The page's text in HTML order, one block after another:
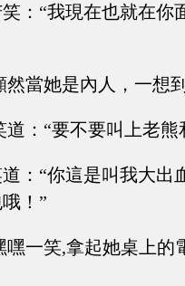
：“我現在也就在你
當她是內人，一想
：“要不要叫上老
：“你這是叫我大出
！”
嘿一笑,拿起她桌上